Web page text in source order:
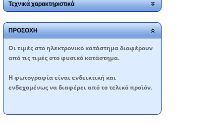
Τεχνικά χαρακτηριστικά
ΠΡΟΣΟΧΗ
Oι τιμές στο ηλεκτρονικό κατάστημα διαφέρουν
από τις τιμές στο φυσικό κατάστημα.
Η φωτογραφία είναι ενδεικτική και
ενδεχομένως να διαφέρει από το τελικό προϊόν.